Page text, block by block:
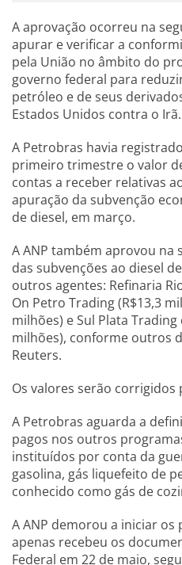
A aprovação ocorreu na
apurar e verificar a
pela União no âmbito do
governo federal para
petróleo e de seus
Estados Unidos contra o Irã.
A Petrobras havia
primeiro trimestre o valor
contas a receber relativas
apuração da subvenção
de diesel, em março.
A ANP também aprovou na
das subvenções ao diesel
outros agentes: Refinaria
On Petro Trading (R$13,3
milhões) e Sul Plata Trading
milhões), conforme outros
Reuters.
Os valores serão corrigidos
A Petrobras aguarda a
pagos nos outros
instituídos por conta da
gasolina, gás liquefeito de
conhecido como gás de
A ANP demorou a iniciar os
apenas recebeu os
Federal em 22 de maio,